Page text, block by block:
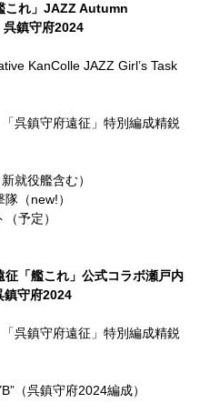
これ」JAZZ Autumn
鎮守府2024
KanColle JAZZ Girl’s Task
呉鎮守府遠征」特別編成精鋭
就役艦含む）
（new!）
予定）
征「艦これ」公式コラボ瀬戸内
鎮守府2024
呉鎮守府遠征」特別編成精鋭
（呉鎮守府2024編成）